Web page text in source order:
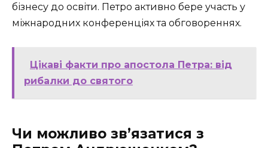
бізнесу до освіти. Петро активно бере участь у
міжнародних конференціях та обговореннях.
Цікаві факти про апостола Петра: від
рибалки до святого
Чи можливо зв’язатися з